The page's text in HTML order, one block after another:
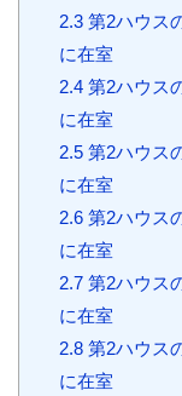
2.3第2ハウス
に在室
2.4第2ハウス
に在室
2.5第2ハウス
に在室
2.6第2ハウス
に在室
2.7第2ハウス
に在室
2.8第2ハウス
に在室